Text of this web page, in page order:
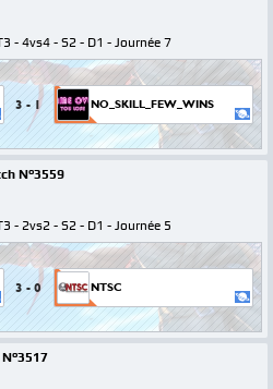
- 4vs4 - S2 - D1 - Journée 7
3 - 1 NO_SKILL_FEW_WINS
N°3559
- 2vs2 - S2 - D1 - Journée 5
3 - 0 NTSC